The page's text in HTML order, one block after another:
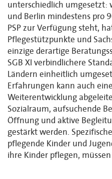
unterschiedlich umgesetzt:
und Berlin mindestens pro
PSP zur Verfügung steht,
Pflegestützpunkte und
einzige derartige
SGB XI verbindlichere
Ländern einheitlich
Erfahrungen kann auch
Weiterentwicklung
Sozialraum, aufsuchende
Öffnung und aktive
gestärkt werden.
pflegende Kinder und
ihre Kinder pflegen,